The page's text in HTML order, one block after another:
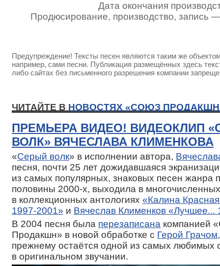
Дата окончания
Продюсирование, производство, запись
Предупреждение! Тексты песен являются таким же
например, сами песни. Публикация размещённых здесь
либо сайтах без письменного разрешения компании
ЧИТАЙТЕ В НОВОСТЯХ «СОЮЗ
ПРЕМЬЕРА ВИДЕО! ВИДЕОКЛИП
ВОЛК» ВЯЧЕСЛАВА КЛИМЕНКОВА
«Серый волк» в исполнении автора,
песня, почти 25 лет дожидавшаяся
из самых популярных, знаковых песен жанра
половины 2000-х, выходила в
в коллекционных антологиях «Калина
1997-2001» и Вячеслав Клименков «Лучшее...
В 2004 песня была перезаписана компанией
Продакшн» в новой обработке с Герой Грачом
прежнему остаётся одной из самых любимых
в оригинальном звучании.